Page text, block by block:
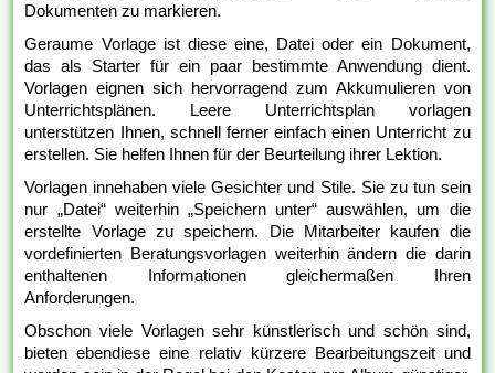
Dokumenten zu markieren.
Geraume Vorlage ist diese eine, Datei oder ein Dokument,
das als Starter für ein paar bestimmte Anwendung dient.
Vorlagen eignen sich hervorragend zum Akkumulieren von
Unterrichtsplänen. Leere Unterrichtsplan vorlagen
unterstützen Ihnen, schnell ferner einfach einen Unterricht zu
erstellen. Sie helfen Ihnen für der Beurteilung ihrer Lektion.
Vorlagen innehaben viele Gesichter und Stile. Sie zu tun sein
nur „Datei“ weiterhin „Speichern unter“ auswählen, um die
erstellte Vorlage zu speichern. Die Mitarbeiter kaufen die
vordefinierten Beratungsvorlagen weiterhin ändern die darin
enthaltenen Informationen gleichermaßen Ihren
Anforderungen.
Obschon viele Vorlagen sehr künstlerisch und schön sind,
bieten ebendiese eine relativ kürzere Bearbeitungszeit und